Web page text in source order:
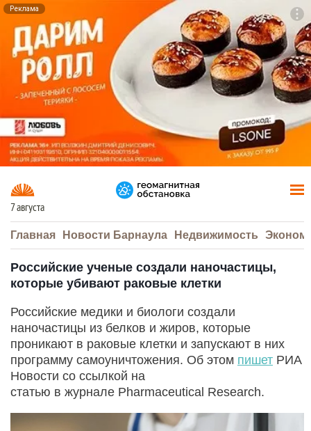
Реклама
7 августа
Главная Новости Барнаула Недвижимость
Российские ученые создали наночастицы,
которые убивают раковые клетки
Российские медики и биологи создали
наночастицы из белков и жиров, которые
проникают в раковые клетки и запускают в них
программу самоуничтожения. Об этом пишет РИА
Новости со ссылкой на
статью в журнале Pharmaceutical Research.